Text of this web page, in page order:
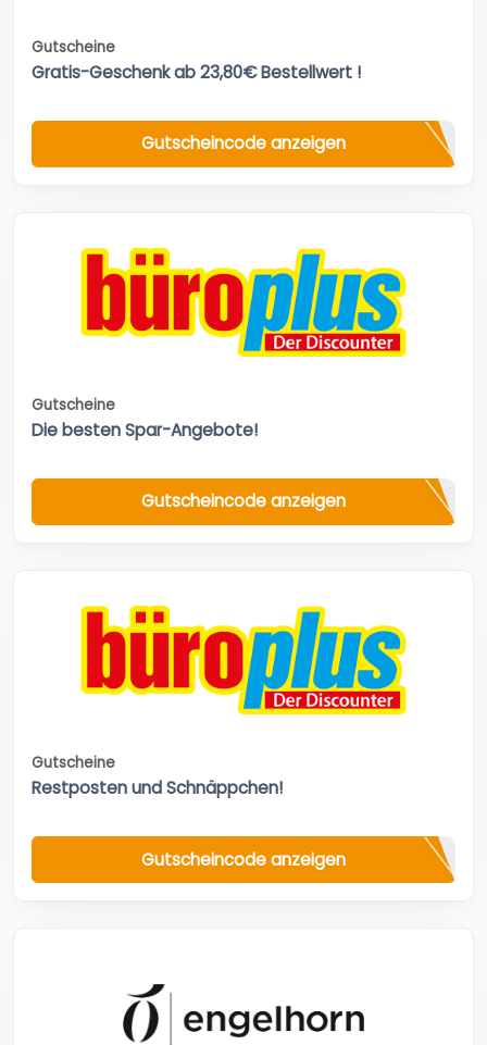
Gutscheine
Gratis-Geschenk ab 23,80€ Bestellwert !
Gutscheincode anzeigen
Gutscheine
Die besten Spar-Angebote!
Gutscheincode anzeigen
Gutscheine
Restposten und Schnäppchen!
Gutscheincode anzeigen